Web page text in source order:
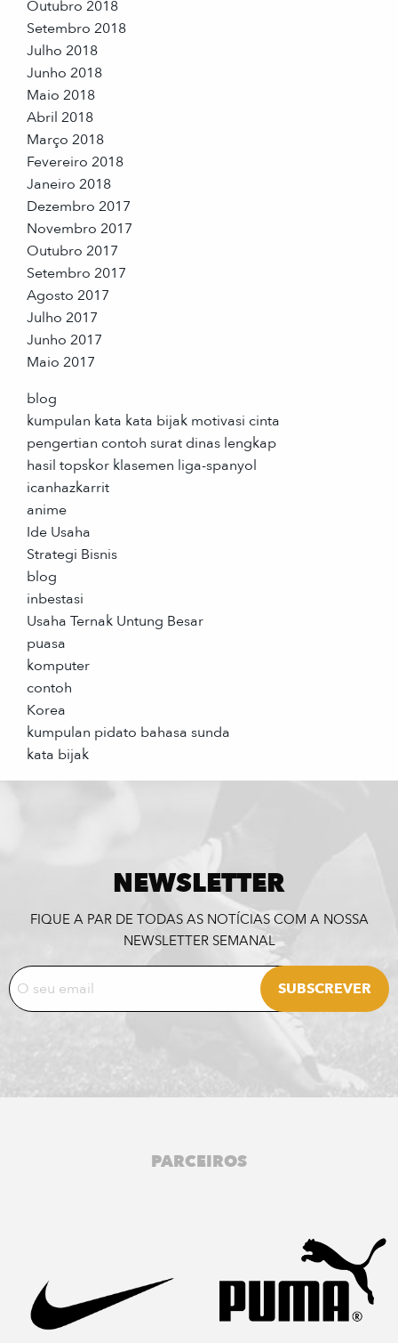
Outubro 2018
Setembro 2018
Julho 2018
Junho 2018
Maio 2018
Abril 2018
Março 2018
Fevereiro 2018
Janeiro 2018
Dezembro 2017
Novembro 2017
Outubro 2017
Setembro 2017
Agosto 2017
Julho 2017
Junho 2017
Maio 2017
blog
kumpulan kata kata bijak motivasi cinta
pengertian contoh surat dinas lengkap
hasil topskor klasemen liga-spanyol
icanhazkarrit
anime
Ide Usaha
Strategi Bisnis
blog
inbestasi
Usaha Ternak Untung Besar
puasa
komputer
contoh
Korea
kumpulan pidato bahasa sunda
kata bijak
NEWSLETTER
FIQUE A PAR DE TODAS AS NOTÍCIAS COM A NOSSA
NEWSLETTER SEMANAL
PARCEIROS